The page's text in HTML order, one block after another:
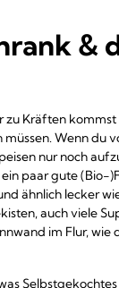
&
zu Kräften
müssen. Wenn du
nur noch
paar gute (Bio-
ähnlich lecker
auch viele
im Flur, wie